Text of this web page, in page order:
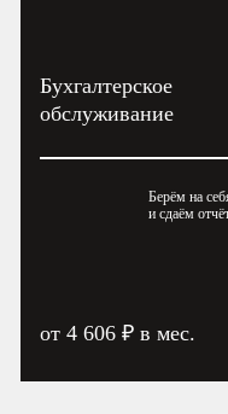
Бухгалтерское
обслуживание
Берём на
и сдаём
от 4 606 ₽ в мес.